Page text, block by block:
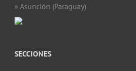
» Asunción (Paraguay)
SECCIONES